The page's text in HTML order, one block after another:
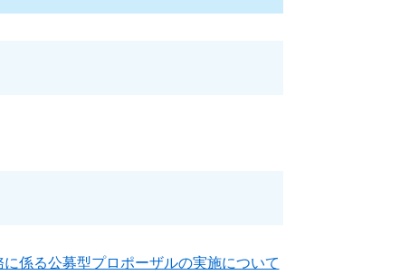
係る公募型プロポーザルの実施について